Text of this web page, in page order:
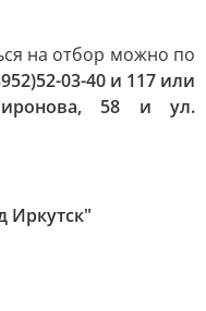
на отбор можно по
03-40 и 117 или
58 и ул.
Иркутск"